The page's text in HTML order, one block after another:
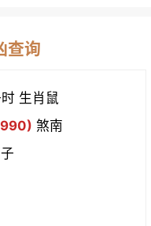
造桥
造船
查询
生肖鼠
煞南